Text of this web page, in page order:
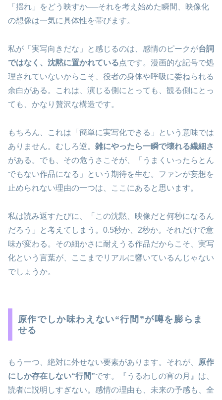
「揺れ」をどう映すか──それを考え始めた瞬間、映像化
の想像は一気に具体性を帯びます。
私が「実写向きだな」と感じるのは、感情のピークが台詞
ではなく、沈黙に置かれている点です。漫画的な記号で処
理されていないからこそ、役者の身体や呼吸に委ねられる
余白がある。これは、演じる側にとっても、観る側にとっ
ても、かなり贅沢な構造です。
もちろん、これは「簡単に実写化できる」という意味では
ありません。むしろ逆。 雑にやったら一瞬で壊れる繊細さ
がある。でも、その危うさこそが、「うまくいったらとん
でもない作品になる」という期待を生む。ファンが妄想を
止められない理由の一つは、ここにあると思います。
私は読み返すたびに、「この沈黙、映像だと何秒になるん
だろう」と考えてしまう。0.5秒か、2秒か。それだけで意
味が変わる。その細かさに耐えうる作品だからこそ、実写
化という言葉が、ここまでリアルに響いているんじゃない
でしょうか。
原作でしか味わえない“行間”が噂を膨らま
せる
もう一つ、絶対に外せない要素があります。それが、
原作
にしか存在しない“行間”です。『うるわしの宵の月』は、
読者に説明しすぎない。感情の理由も、未来の予感も、全